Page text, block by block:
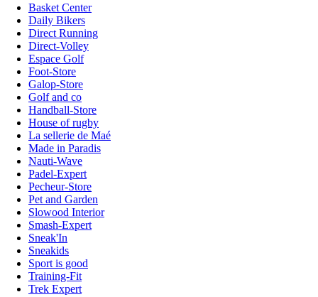
Basket Center
Daily Bikers
Direct Running
Direct-Volley
Espace Golf
Foot-Store
Galop-Store
Golf and co
Handball-Store
House of rugby
La sellerie de Maé
Made in Paradis
Nauti-Wave
Padel-Expert
Pecheur-Store
Pet and Garden
Slowood Interior
Smash-Expert
Sneak'In
Sneakids
Sport is good
Training-Fit
Trek Expert